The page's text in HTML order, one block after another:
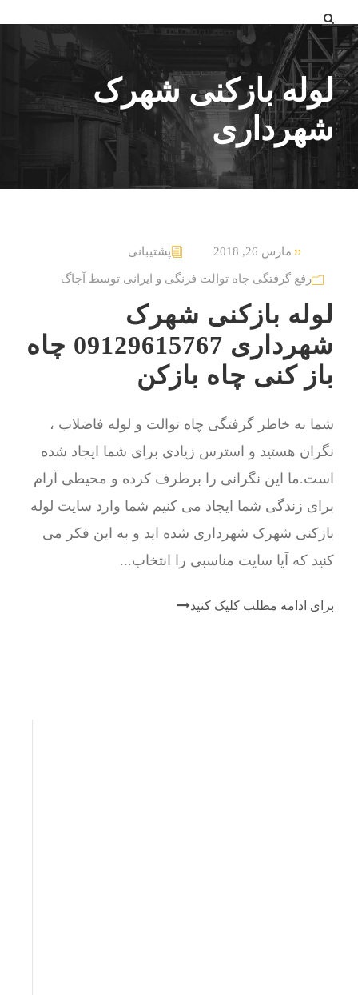
لوله بازکنی شهرک
شهرداری
مارس 26, 2018 پشتیبانی
رفع گرفتگی چاه توالت فرنگی و ایرانی توسط آچاگ
لوله بازکنی شهرک
شهرداری 09129615767 چاه
باز کنی چاه بازکن
شما به خاطر گرفتگی چاه توالت و لوله فاضلاب ،
نگران هستید و استرس زیادی برای شما ایجاد شده
است.ما این نگرانی را برطرف کرده و محیطی آرام
برای زندگی شما ایجاد می کنیم شما وارد سایت لوله
بازکنی شهرک شهرداری شده اید و به این فکر می
کنید که آیا سایت مناسبی را انتخاب...
برای ادامه مطلب کلیک کنید